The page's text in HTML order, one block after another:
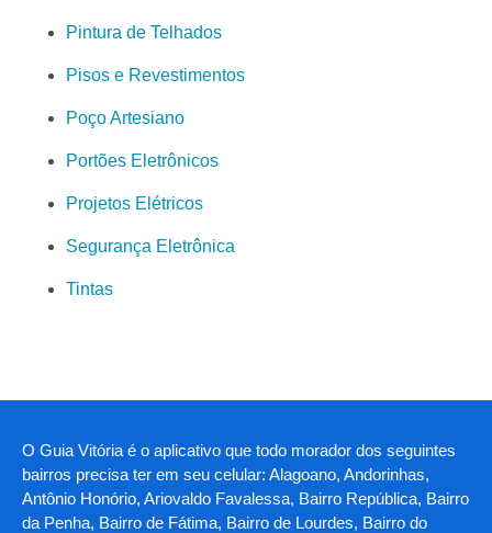
Pintura de Telhados
Pisos e Revestimentos
Poço Artesiano
Portões Eletrônicos
Projetos Elétricos
Segurança Eletrônica
Tintas
O Guia Vitória é o aplicativo que todo morador dos seguintes
bairros precisa ter em seu celular: Alagoano, Andorinhas,
Antônio Honório, Ariovaldo Favalessa, Bairro República, Bairro
da Penha, Bairro de Fátima, Bairro de Lourdes, Bairro do